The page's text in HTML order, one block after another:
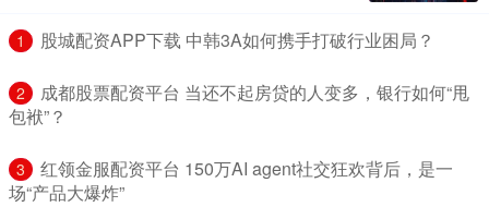
1 ​股城配资APP下载 中韩3A如何携手打破行业困局？
2
​成都股票配资平台 当还不起房贷的人变多，银行如何“甩
包袱”？
3
​红领金服配资平台 150万AI agent社交狂欢背后，是一
场“产品大爆炸”